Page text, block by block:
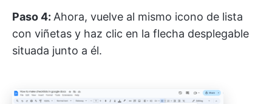
Paso 4: Ahora, vuelve al mismo icono de lista
con viñetas y haz clic en la flecha desplegable
situada junto a él.